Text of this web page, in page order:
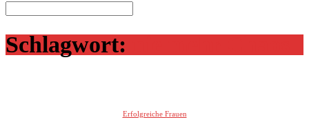
Schlagwort:
Erfolgreiche Frauen